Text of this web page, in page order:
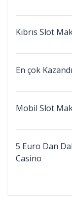
Kıbrıs Slot
En çok
Mobil Slot
5 Euro Dan
Casino